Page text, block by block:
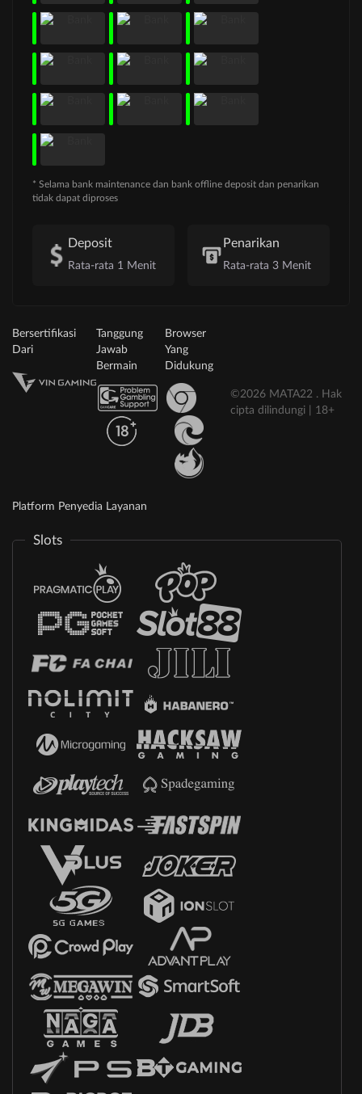
* Selama bank maintenance dan bank offline deposit dan penarikan
tidak dapat diproses
Deposit
Rata-rata 1 Menit
Penarikan
Rata-rata 3 Menit
Bersertifikasi
Dari
Tanggung
Jawab
Bermain
Browser
Yang
Didukung
©2026 MATA22 . Hak
cipta dilindungi | 18+
Platform Penyedia Layanan
Slots